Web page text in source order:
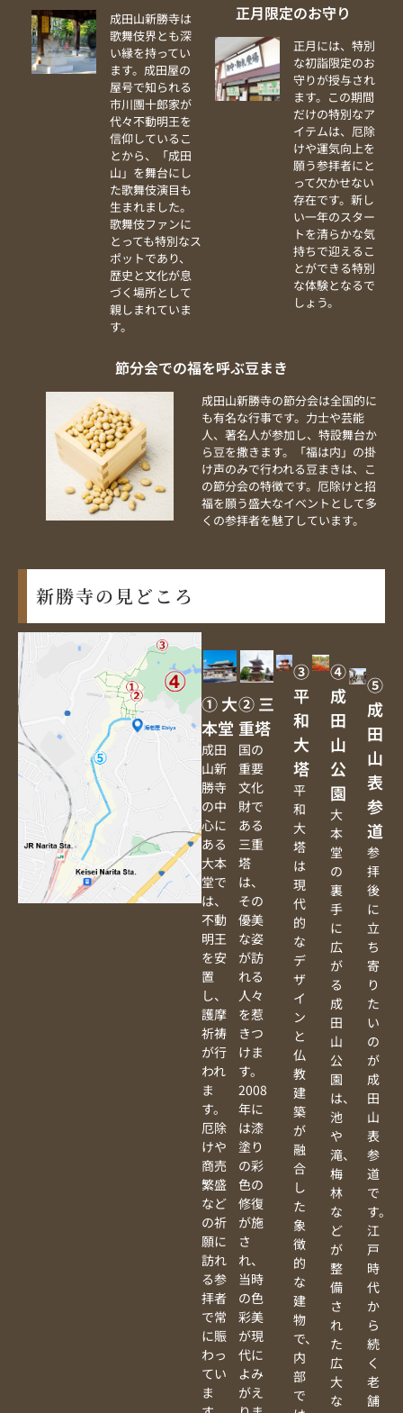
成田山新勝寺は
歌舞伎界とも深
い縁を持ってい
ます。成田屋の
屋号で知られる
市川團十郎家が
代々不動明王を
信仰しているこ
とから、「成田
山」を舞台にし
た歌舞伎演目も
生まれました。
歌舞伎ファンに
とっても特別なス
ポットであり、
歴史と文化が息
づく場所として
親しまれていま
す。
正月限定のお守り
正月には、特別
な初詣限定のお
守りが授与され
ます。この期間
だけの特別なア
イテムは、厄除
けや運気向上を
願う参拝者にと
って欠かせない
存在です。新し
い一年のスター
トを清らかな気
持ちで迎えるこ
とができる特別
な体験となるで
しょう。
節分会での福を呼ぶ豆まき
成田山新勝寺の節分会は全国的に
も有名な行事です。力士や芸能
人、著名人が参加し、特設舞台か
ら豆を撒きます。「福は内」の掛
け声のみで行われる豆まきは、こ
の節分会の特徴です。厄除けと招
福を願う盛大なイベントとして多
くの参拝者を魅了しています。
新勝寺の見どころ
① 大
本堂
成田
山新
勝寺
の中
心に
ある
大本
堂で
は、
不動
明王
を安
置
し、
護摩
祈祷
が行
われ
ま
す。
厄除
けや
商売
繁盛
など
の祈
願に
訪れ
る参
拝者
で常
に賑
わっ
てい
ま
② 三
重塔
国の
重要
文化
財で
ある
三重
塔
は、
その
優美
な姿
が訪
れる
人々
を惹
きつ
けま
す。
2008
年に
は漆
塗り
の彩
色の
修復
が施
さ
れ、
当時
の色
彩美
が現
代に
よみ
がえ
③
平
和
大
塔
平
和
大
塔
は
現
代
的
な
デ
ザ
イ
ン
と
仏
教
建
築
が
融
合
し
た
象
徴
的
な
建
物
で、
内
部
で
④
成
田
山
公
園
大
本
堂
の
裏
手
に
広
が
る
成
田
山
公
園
は、
池
や
滝、
梅
林
な
ど
が
整
備
さ
れ
た
広
大
な
⑤
成
田
山
表
参
道
参
拝
後
に
立
ち
寄
り
た
い
の
が
成
田
山
表
参
道
で
す。
江
戸
時
代
か
ら
続
く
老
舗